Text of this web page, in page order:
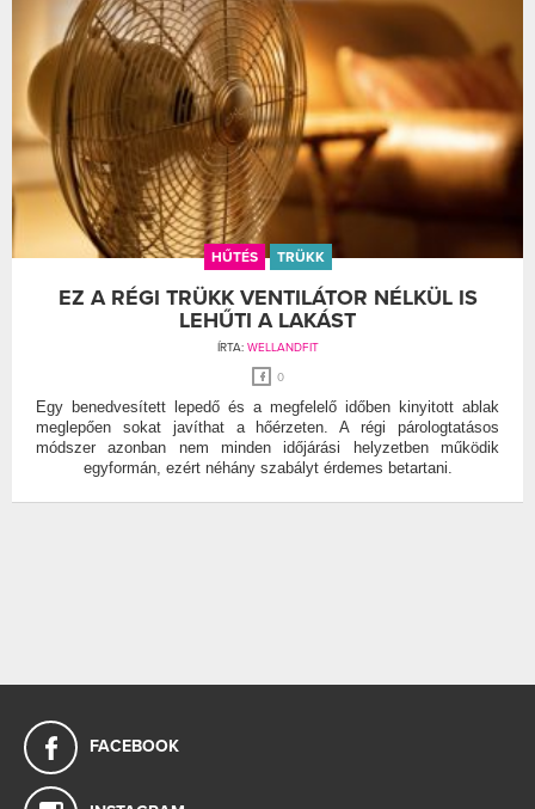
HŰTÉS TRÜKK
EZ A RÉGI TRÜKK VENTILÁTOR NÉLKÜL IS
LEHŰTI A LAKÁST
ÍRTA: WELLANDFIT
0
Egy benedvesített lepedő és a megfelelő időben kinyitott ablak
meglepően sokat javíthat a hőérzeten. A régi párologtatásos
módszer azonban nem minden időjárási helyzetben működik
egyformán, ezért néhány szabályt érdemes betartani.
FACEBOOK